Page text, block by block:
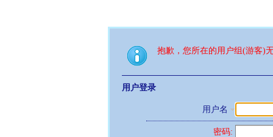
抱歉，您所在的用户组(游客)
用户登录
用户名
密码: